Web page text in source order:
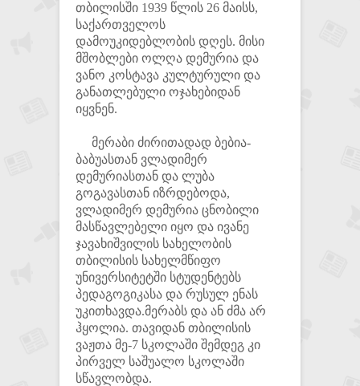
თბილისში 1939 წლის 26 მაისს,
საქართველოს
დამოუკიდებლობის დღეს. მისი
მშობლები ოლღა დემურია და
ვანო კოსტავა კულტურული და
განათლებული ოჯახებიდან
იყვნენ.
მერაბი ძირითადად ბებია-
ბაბუასთან ვლადიმერ
დემურიასთან და ლუბა
გოგავასთან იზრდებოდა,
ვლადიმერ დემურია ცნობილი
მასწავლებელი იყო და ივანე
ჯავახიშვილის სახელობის
თბილისის სახელმწიფო
უნივერსიტეტში სტუდენტებს
პედაგოგიკასა და რუსულ ენას
უკითხავდა.მერაბს და ან ძმა არ
ჰყოლია. თავიდან თბილისის
ვაჟთა მე-7 სკოლაში შემდეგ კი
პირველ საშუალო სკოლაში
სწავლობდა.